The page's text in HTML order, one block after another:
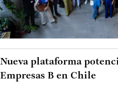
Nueva plataforma
Empresas B en Chile